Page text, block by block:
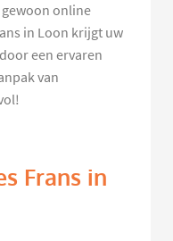
online
in Loon krijgt uw
een ervaren
van
Frans in